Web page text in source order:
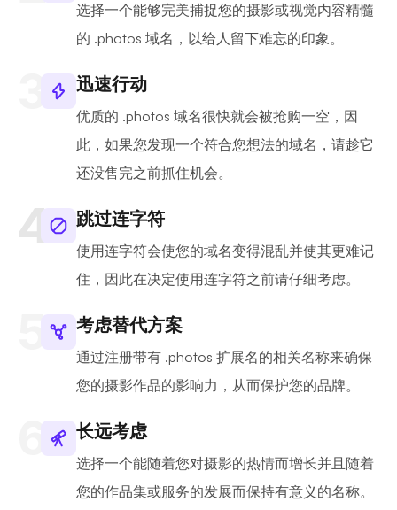
选择一个能够完美捕捉您的摄影或视觉内容精髓
的 .photos 域名，以给人留下难忘的印象。
迅速行动
优质的 .photos 域名很快就会被抢购一空，因
此，如果您发现一个符合您想法的域名，请趁它
还没售完之前抓住机会。
跳过连字符
使用连字符会使您的域名变得混乱并使其更难记
住，因此在决定使用连字符之前请仔细考虑。
考虑替代方案
通过注册带有 .photos 扩展名的相关名称来确保
您的摄影作品的影响力，从而保护您的品牌。
长远考虑
选择一个能随着您对摄影的热情而增长并且随着
您的作品集或服务的发展而保持有意义的名称。